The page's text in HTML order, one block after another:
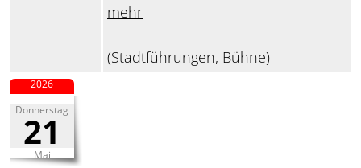
mehr
(Stadtführungen, Bühne)
Donnerstag
21
Mai
2026